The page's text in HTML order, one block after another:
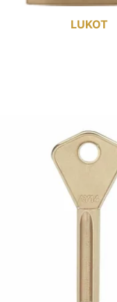
LUKOT